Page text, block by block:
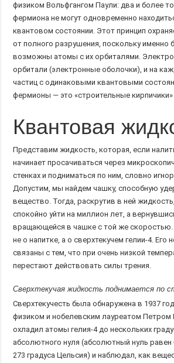
физиком Вольфгангом Паули: два и более
фермиона не могут одновременно
квантовом состоянии. Этот принцип
от полного разрушения, поскольку именно
возможны атомы с их орбиталями.
орбитали (электронные оболочки), и на
частиц с одинаковыми квантовыми
фермионы — это «строительные кирпичики»
Квантовая
Представим жидкость, которая, если
начинает просачиваться через
стенках и подниматься по ним, словно
Допустим, мы найдем чашку, способную
вещество. Тогда, раскрутив в ней
спокойно уйти на миллион лет, а
вращающейся в чашке с той же скоростью.
не о напитке, а о сверхтекучем гелии-4. Его
связаны с тем, что при очень низкой
перестают действовать силы трения.
Сверхтекучая жидкость поднимается по
Сверхтекучесть была обнаружена в 1937
физиком и нобелевским лауреатом Петром
охладил атомы гелия-4 до нескольких
абсолютного нуля (абсолютный нуль равен
273 градуса Цельсия) и наблюдал, как